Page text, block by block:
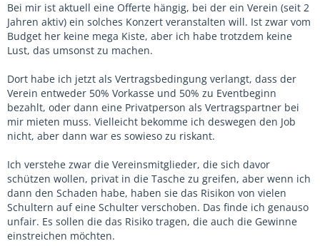
Bei mir ist aktuell eine Offerte hängig, bei der ein Verein (seit 2
Jahren aktiv) ein solches Konzert veranstalten will. Ist zwar vom
Budget her keine mega Kiste, aber ich habe trotzdem keine
Lust, das umsonst zu machen.
Dort habe ich jetzt als Vertragsbedingung verlangt, dass der
Verein entweder 50% Vorkasse und 50% zu Eventbeginn
bezahlt, oder dann eine Privatperson als Vertragspartner bei
mir mieten muss. Vielleicht bekomme ich deswegen den Job
nicht, aber dann war es sowieso zu riskant.
Ich verstehe zwar die Vereinsmitglieder, die sich davor
schützen wollen, privat in die Tasche zu greifen, aber wenn ich
dann den Schaden habe, haben sie das Risikon von vielen
Schultern auf eine Schulter verschoben. Das finde ich genauso
unfair. Es sollen die das Risiko tragen, die auch die Gewinne
einstreichen möchten.